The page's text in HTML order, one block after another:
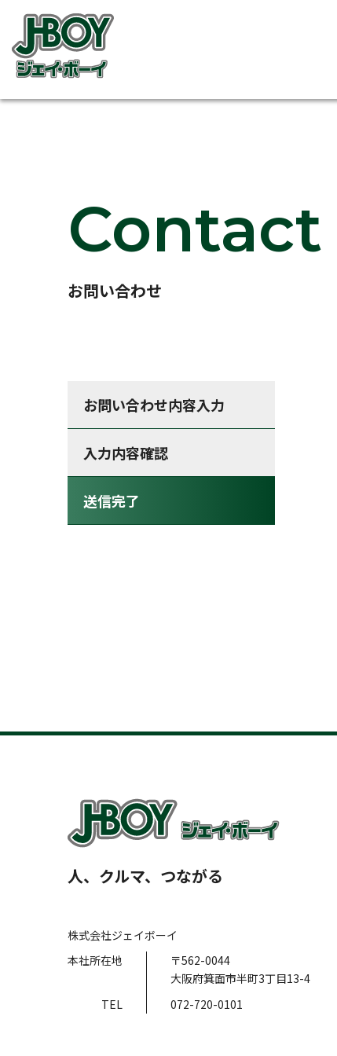
Contact
お問い合わせ
お問い合わせ内容入力
入力内容確認
送信完了
人、クルマ、つながる
株式会社ジェイボーイ
本社所在地
〒562-0044
大阪府箕面市半町3丁目13-4
TEL
072-720-0101